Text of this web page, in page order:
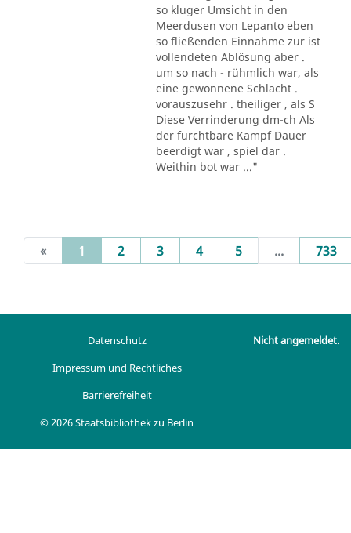
so kluger Umsicht in den
Meerdusen von Lepanto eben
so fließenden Einnahme zur ist
vollendeten Ablösung aber .
um so nach - rühmlich war, als
eine gewonnene Schlacht .
vorauszusehr . theiliger , als S
Diese Verrinderung dm-ch Als
der furchtbare Kampf Dauer
beerdigt war , spiel dar .
Weithin bot war ..."
« 1 (current)
2 3 4 5 ... 733
Datenschutz
Impressum und Rechtliches
Barrierefreiheit
© 2026 Staatsbibliothek zu Berlin
Nicht angemeldet.